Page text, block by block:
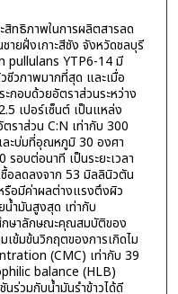
ทธิภาพในการผลิตสารลด
ยฝั่งเกาะสีชัง จังหวัดชลบุรี
pullulans YTP6-14 มี
วภาพมากที่สุด และเมื่อ
กอบด้วยอัตราส่วนระหว่าง
เปอร์เซ็นต์ เป็นแหล่ง
ราส่วน C:N เท่ากับ 300
ละบ่มที่อุณหภูมิ 30 องศา
รอบต่อนาที เป็นระยะเวลา
อลดลงจาก 53 มิลลินิวตัน
อมีค่าผลต่างแรงตึงผิว
น้ำมันสูงสุด เท่ากับ
กษาลักษณะคุณสมบัติของ
ข้มข้นวิกฤตของการเกิดไม
(CMC) เท่ากับ 39
balance (HLB)
ร่วมกับน้ำมันรำข้าวได้ดี